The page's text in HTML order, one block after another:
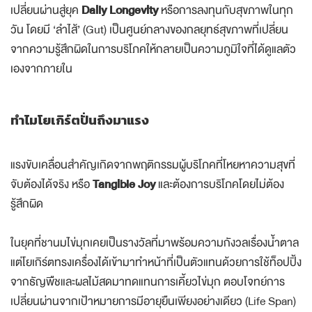
เปลี่ยนผ่านสู่ยุค Daily Longevityหรือการลงทุนกับสุขภาพในทุก
วัน โดยมี ‘ลำไส้’ (Gut) เป็นศูนย์กลางของกลยุทธ์สุขภาพที่เปลี่ยน
จากความรู้สึกผิดในการบริโภคให้กลายเป็นความภูมิใจที่ได้ดูแลตัว
เองจากภายใน
ทำไมโยเกิร์ตปั่นถึงมาแรง
แรงขับเคลื่อนสำคัญเกิดจากพฤติกรรมผู้บริโภคที่โหยหาความสุขที่
จับต้องได้จริง หรือTangible Joyและต้องการบริโภคโดยไม่ต้อง
รู้สึกผิด
ในยุคที่ชานมไข่มุกเคยเป็นรางวัลที่มาพร้อมความกังวลเรื่องน้ำตาล
แต่โยเกิร์ตทรงเครื่องได้เข้ามาทำหน้าที่เป็นตัวแทนด้วยการใช้ท็อปปิ้ง
จากธัญพืชและผลไม้สดมาทดแทนการเคี้ยวไข่มุก ตอบโจทย์การ
เปลี่ยนผ่านจากเป้าหมายการมีอายุยืนเพียงอย่างเดียว (Life Span)